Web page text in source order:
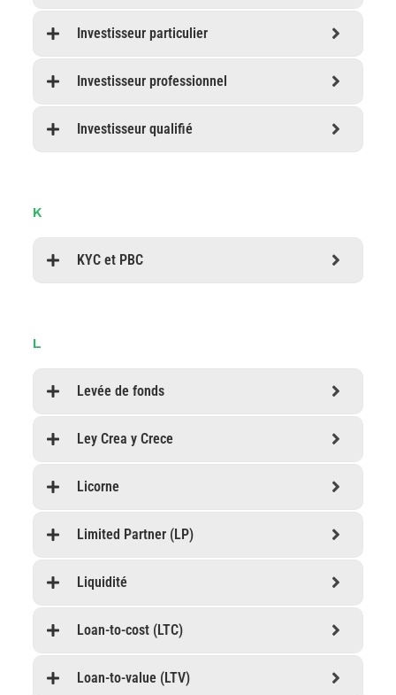
Investisseur particulier
Investisseur professionnel
Investisseur qualifié
K
KYC et PBC
L
Levée de fonds
Ley Crea y Crece
Licorne
Limited Partner (LP)
Liquidité
Loan-to-cost (LTC)
Loan-to-value (LTV)